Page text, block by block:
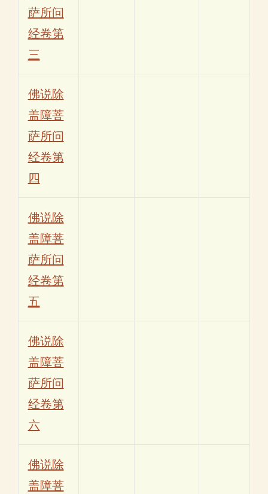
萨所问
经卷第
三
佛说除
盖障菩
萨所问
经卷第
四
佛说除
盖障菩
萨所问
经卷第
五
佛说除
盖障菩
萨所问
经卷第
六
佛说除
盖障菩